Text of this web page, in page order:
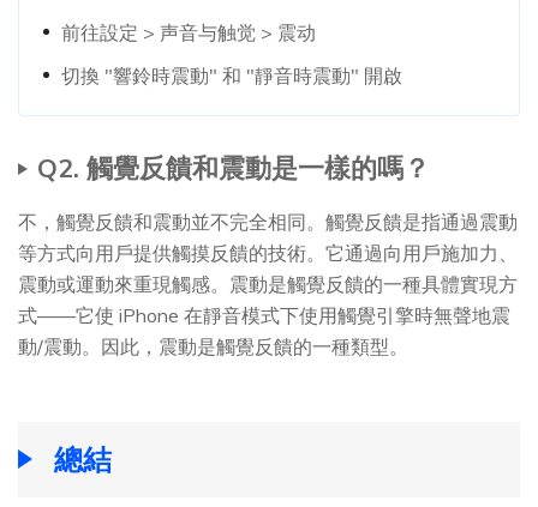
前往設定 > 声音与触觉 > 震动
切換 "響鈴時震動" 和 "靜音時震動" 開啟
Q2. 觸覺反饋和震動是一樣的嗎？
不，觸覺反饋和震動並不完全相同。觸覺反饋是指通過震動
等方式向用戶提供觸摸反饋的技術。它通過向用戶施加力、
震動或運動來重現觸感。震動是觸覺反饋的一種具體實現方
式——它使 iPhone 在靜音模式下使用觸覺引擎時無聲地震
動/震動。因此，震動是觸覺反饋的一種類型。
總結